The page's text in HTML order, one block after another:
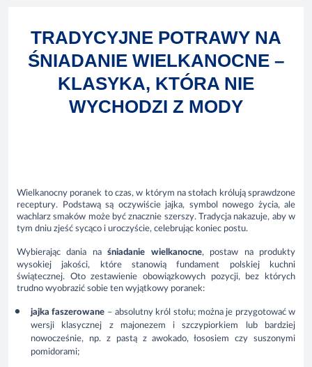
TRADYCYJNE POTRAWY NA
ŚNIADANIE WIELKANOCNE –
KLASYKA, KTÓRA NIE
WYCHODZI Z MODY
Wielkanocny poranek to czas, w którym na stołach królują sprawdzone
receptury. Podstawą są oczywiście jajka, symbol nowego życia, ale
wachlarz smaków może być znacznie szerszy. Tradycja nakazuje, aby w
tym dniu zjeść sycąco i uroczyście, celebrując koniec postu.
Wybierając dania naśniadanie wielkanocne, postaw na produkty
wysokiej jakości, które stanowią fundament polskiej kuchni
świątecznej. Oto zestawienie obowiązkowych pozycji, bez których
trudno wyobrazić sobie ten wyjątkowy poranek:
jajka faszerowane – absolutny król stołu; można je przygotować w
wersji klasycznej z majonezem i szczypiorkiem lub bardziej
nowocześnie, np. z pastą z awokado, łososiem czy suszonymi
pomidorami;